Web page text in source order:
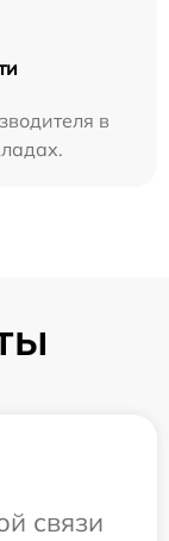
в
связи